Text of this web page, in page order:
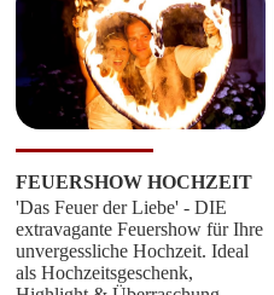
FEUERSHOW HOCHZEIT
'Das Feuer der Liebe' - DIE
extravagante Feuershow für Ihre
unvergessliche Hochzeit. Ideal
als Hochzeitsgeschenk,